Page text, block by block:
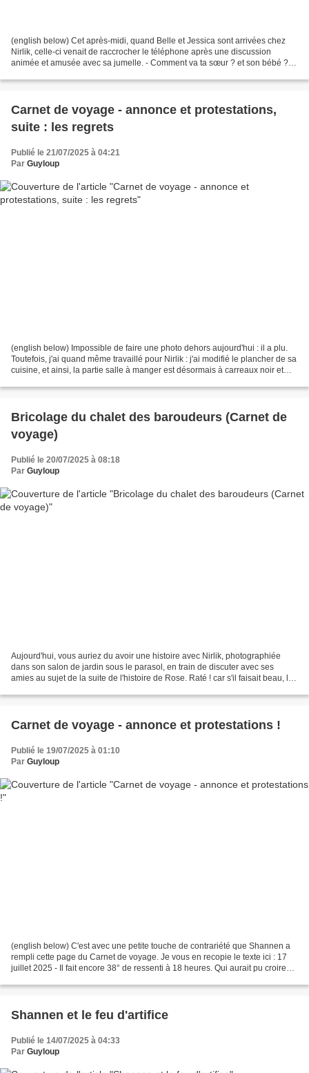
(english below) Cet après-midi, quand Belle et Jessica sont arrivées chez
Nirlik, celle-ci venait de raccrocher le téléphone après une discussion
animée et amusée avec sa jumelle. - Comment va ta sœur ? et son bébé ? -
Carnet de voyage - annonce et protestations,
suite : les regrets
Publié le 21/07/2025 à 04:21
Par Guyloup
(english below) Impossible de faire une photo dehors aujourd'hui : il a plu.
Toutefois, j'ai quand même travaillé pour Nirlik : j'ai modifié le plancher de sa
cuisine, et ainsi, la partie salle à manger est désormais à carreaux noir et
Bricolage du chalet des baroudeurs (Carnet de
voyage)
Publié le 20/07/2025 à 08:18
Par Guyloup
Aujourd'hui, vous auriez du avoir une histoire avec Nirlik, photographiée
dans son salon de jardin sous le parasol, en train de discuter avec ses
amies au sujet de la suite de l'histoire de Rose. Raté ! car s'il faisait beau, le
Carnet de voyage - annonce et protestations !
Publié le 19/07/2025 à 01:10
Par Guyloup
(english below) C'est avec une petite touche de contrariété que Shannen a
rempli cette page du Carnet de voyage. Je vous en recopie le texte ici : 17
juillet 2025 - Il fait encore 38° de ressenti à 18 heures. Qui aurait pu croire
Shannen et le feu d'artifice
Publié le 14/07/2025 à 04:33
Par Guyloup